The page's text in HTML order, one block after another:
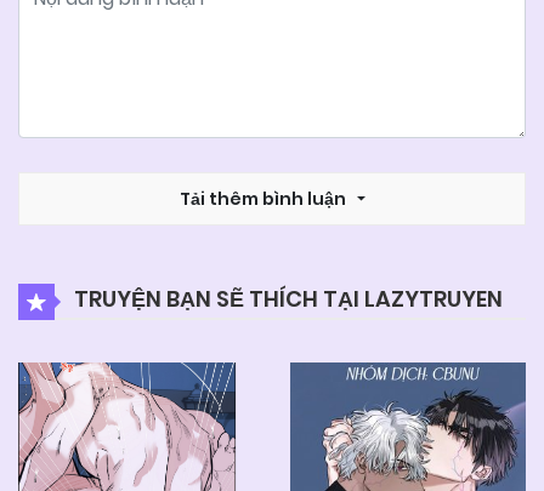
Tải thêm bình luận
TRUYỆN BẠN SẼ THÍCH TẠI LAZYTRUYEN